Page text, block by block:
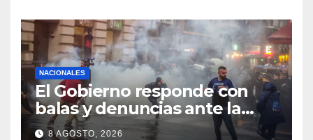
NACIONALES
El Gobierno responde con
balas y denuncias ante la
protesta
8 AGOSTO, 2026